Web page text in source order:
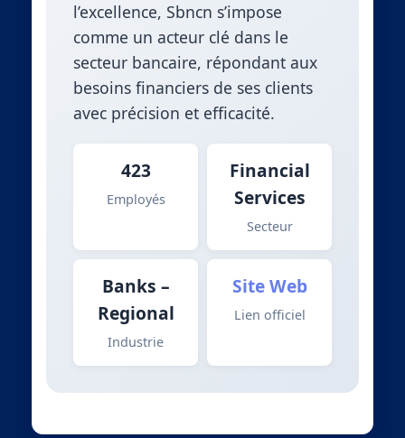
l’excellence, Sbncn s’impose
comme un acteur clé dans le
secteur bancaire, répondant aux
besoins financiers de ses clients
avec précision et efficacité.
423
Employés
Financial
Services
Secteur
Banks –
Regional
Industrie
Site Web
Lien officiel